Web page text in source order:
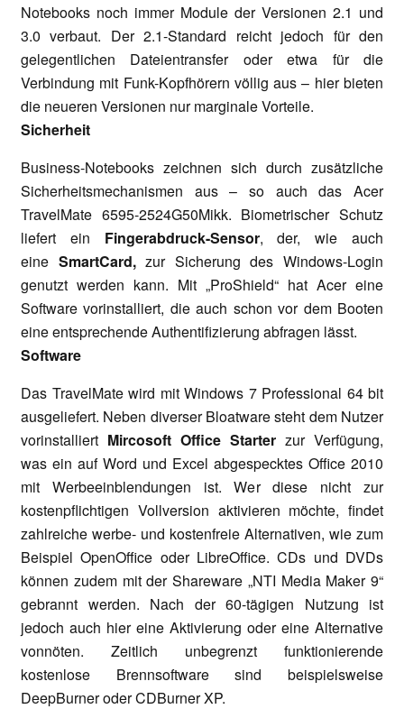
Notebooks noch immer Module der Versionen 2.1 und
3.0 verbaut. Der 2.1-Standard reicht jedoch für den
gelegentlichen Dateientransfer oder etwa für die
Verbindung mit Funk-Kopfhörern völlig aus – hier bieten
die neueren Versionen nur marginale Vorteile.
Sicherheit
Business-Notebooks zeichnen sich durch zusätzliche
Sicherheitsmechanismen aus – so auch das Acer
TravelMate 6595-2524G50Mikk. Biometrischer Schutz
liefert ein Fingerabdruck-Sensor, der, wie auch
eine SmartCard,zur Sicherung des Windows-Login
genutzt werden kann. Mit „ProShield“ hat Acer eine
Software vorinstalliert, die auch schon vor dem Booten
eine entsprechende Authentifizierung abfragen lässt.
Software
Das TravelMate wird mit Windows 7 Professional 64 bit
ausgeliefert. Neben diverser Bloatwaresteht dem Nutzer
vorinstalliert Mircosoft Office Starter zur Verfügung,
was ein auf Word und Excel abgespecktes Office 2010
mit Werbeeinblendungen ist. Wer diese nicht zur
kostenpflichtigen Vollversion aktivieren möchte, findet
zahlreiche werbe- und kostenfreie Alternativen, wie zum
Beispiel OpenOffice oder LibreOffice. CDs und DVDs
können zudem mit der Shareware „NTI Media Maker 9“
gebrannt werden. Nach der 60-tägigen Nutzung ist
jedoch auch hier eine Aktivierung oder eine Alternative
vonnöten. Zeitlich unbegrenzt funktionierende
kostenlose Brennsoftware sind beispielsweise
DeepBurner oder CDBurner XP.